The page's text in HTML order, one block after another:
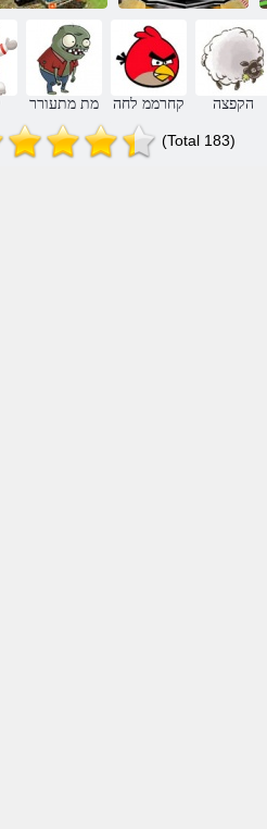
ל"וחב תויאשמ
תלבוה
2020 תצלפמ
תיאשמ
מת מתעורר קחרממ לחה הקפצה
(Total 183)